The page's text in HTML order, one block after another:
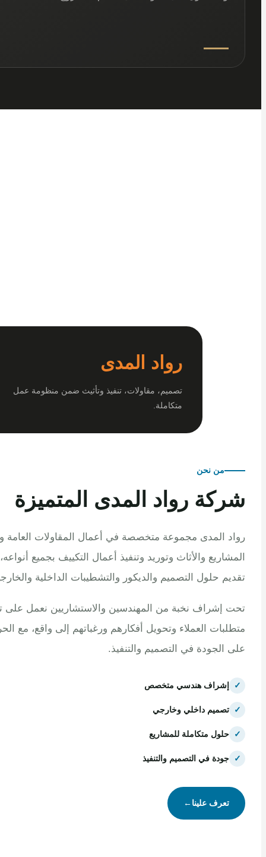
رواد المدى
تصميم، مقاولات، تنفيذ وتأثيث ضمن منظومة عمل
من نحن
رواد المدى المتميزة
المدى مجموعة متخصصة في أعمال المقاولات العامة وتنفيذ
والأثاث وتوريد وتنفيذ أعمال التكييف بجميع أنواعه، مع
حلول التصميم والديكور والتشطيبات الداخلية والخارجية.
إشراف نخبة من المهندسين والاستشاريين نعمل على تلبية
العملاء وتحويل أفكارهم ورغباتهم إلى واقع، مع الحرص
في التصميم والتنفيذ.
إشراف هندسي متخصص
تصميم داخلي وخارجي
حلول متكاملة للمشاريع
جودة في التصميم والتنفيذ
تعرف علينا←